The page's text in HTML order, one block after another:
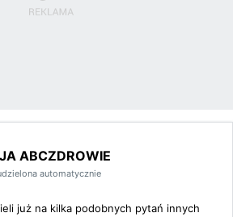
ABCZDROWIE
automatycznie
już na kilka podobnych pytań innych